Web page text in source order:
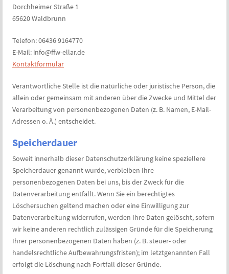
Dorchheimer Straße 1
65620 Waldbrunn
Telefon: 06436 9164770
E-Mail: info@ffw-ellar.de
Kontaktformular
Verantwortliche Stelle ist die natürliche oder juristische Person, die
allein oder gemeinsam mit anderen über die Zwecke und Mittel der
Verarbeitung von personenbezogenen Daten (z. B. Namen, E-Mail-
Adressen o. Ä.) entscheidet.
Speicherdauer
Soweit innerhalb dieser Datenschutzerklärung keine speziellere
Speicherdauer genannt wurde, verbleiben Ihre
personenbezogenen Daten bei uns, bis der Zweck für die
Datenverarbeitung entfällt. Wenn Sie ein berechtigtes
Löschersuchen geltend machen oder eine Einwilligung zur
Datenverarbeitung widerrufen, werden Ihre Daten gelöscht, sofern
wir keine anderen rechtlich zulässigen Gründe für die Speicherung
Ihrer personenbezogenen Daten haben (z. B. steuer- oder
handelsrechtliche Aufbewahrungsfristen); im letztgenannten Fall
erfolgt die Löschung nach Fortfall dieser Gründe.